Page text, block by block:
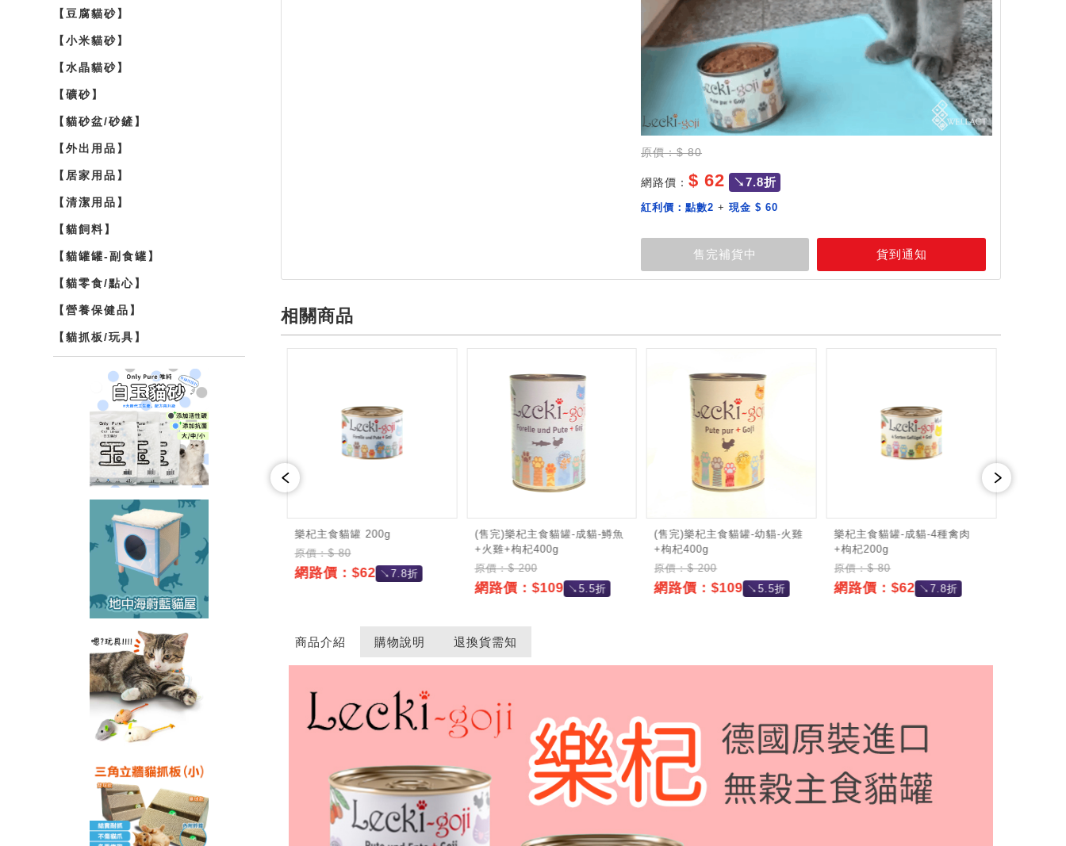
【豆腐貓砂】
【小米貓砂】
【水晶貓砂】
【礦砂】
【貓砂盆/砂鏟】
【外出用品】
【居家用品】
【清潔用品】
【貓飼料】
【貓罐罐-副食罐】
【貓零食/點心】
【營養保健品】
【貓抓板/玩具】
原價：$ 80
網路價：$ 62 ↘7.8折
紅利價：點數2 +現金 $ 60
相關商品
樂杞主食貓罐-成貓-鱒魚+火雞
+枸杞200g
原價：$ 80
網路價：$62
樂杞主食貓罐 200g
原價：$ 80
網路價：$62 ↘7.8折
(售完)樂杞主食貓罐-成貓-鱒魚
+火雞+枸杞400g
原價：$ 200
網路價：$109 ↘5.5折
(售完)樂杞主食貓罐-幼貓-火雞
+枸杞400g
原價：$ 200
網路價：$109 ↘5.5折
樂杞主食貓罐-成貓-4種禽肉
+枸杞200g
原價：$ 80
網路價：$62 ↘7.8折
商品介紹 購物說明 退換貨需知